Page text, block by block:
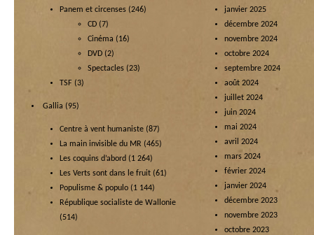
Panem et circenses (246)
CD (7)
Cinéma (16)
DVD (2)
Spectacles (23)
TSF (3)
Gallia (95)
Centre à vent humaniste (87)
La main invisible du MR (465)
Les coquins d’abord (1 264)
Les Verts sont dans le fruit (61)
Populisme & populo (1 144)
République socialiste de Wallonie
(514)
janvier 2025
décembre 2024
novembre 2024
octobre 2024
septembre 2024
août 2024
juillet 2024
juin 2024
mai 2024
avril 2024
mars 2024
février 2024
janvier 2024
décembre 2023
novembre 2023
octobre 2023